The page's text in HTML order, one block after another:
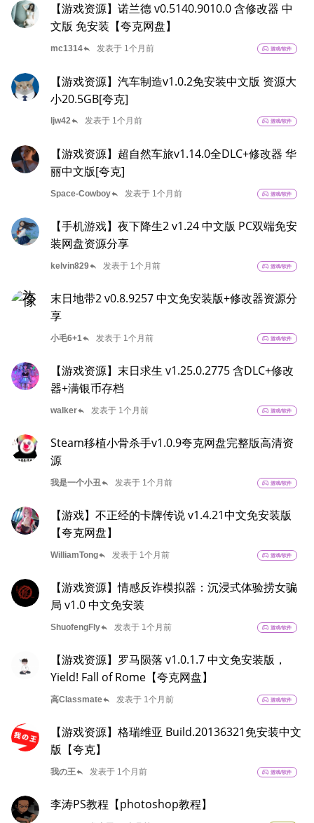
【游戏资源】诺兰德 v0.5140.9010.0 含修改器 中
文版 免安装【夸克网盘】
mc1314reply 发表于 1个月前 sports_esports 游戏/软件
【游戏资源】汽车制造v1.0.2免安装中文版 资源大
小20.5GB[夸克]
ljw42reply 发表于 1个月前 sports_esports 游戏/软件
【游戏资源】超自然车旅v1.14.0全DLC+修改器 华
丽中文版[夸克]
Space-Cowboyreply 发表于 1个月前 sports_esports 游戏/软件
【手机游戏】夜下降生2 v1.24 中文版 PC双端免安
装网盘资源分享
kelvin829reply 发表于 1个月前 sports_esports 游戏/软件
末日地带2 v0.8.9257 中文免安装版+修改器资源分
享
小毛6+1reply 发表于 1个月前 sports_esports 游戏/软件
【游戏资源】末日求生 v1.25.0.2775 含DLC+修改
器+满银币存档
walkerreply 发表于 1个月前 sports_esports 游戏/软件
Steam移植小骨杀手v1.0.9夸克网盘完整版高清资
源
我是一个小丑reply 发表于 1个月前 sports_esports 游戏/软件
【游戏】不正经的卡牌传说 v1.4.21中文免安装版
【夸克网盘】
WilliamTongreply 发表于 1个月前 sports_esports 游戏/软件
【游戏资源】情感反诈模拟器：沉浸式体验捞女骗
局 v1.0 中文免安装
ShuofengFlyreply 发表于 1个月前 sports_esports 游戏/软件
【游戏资源】罗马陨落 v1.0.1.7 中文免安装版，
Yield! Fall of Rome【夸克网盘】
高Classmatereply 发表于 1个月前 sports_esports 游戏/软件
【游戏资源】格瑞维亚 Build.20136321免安装中文
版【夸克】
我の王reply 发表于 1个月前 sports_esports 游戏/软件
李涛PS教程【photoshop教程】